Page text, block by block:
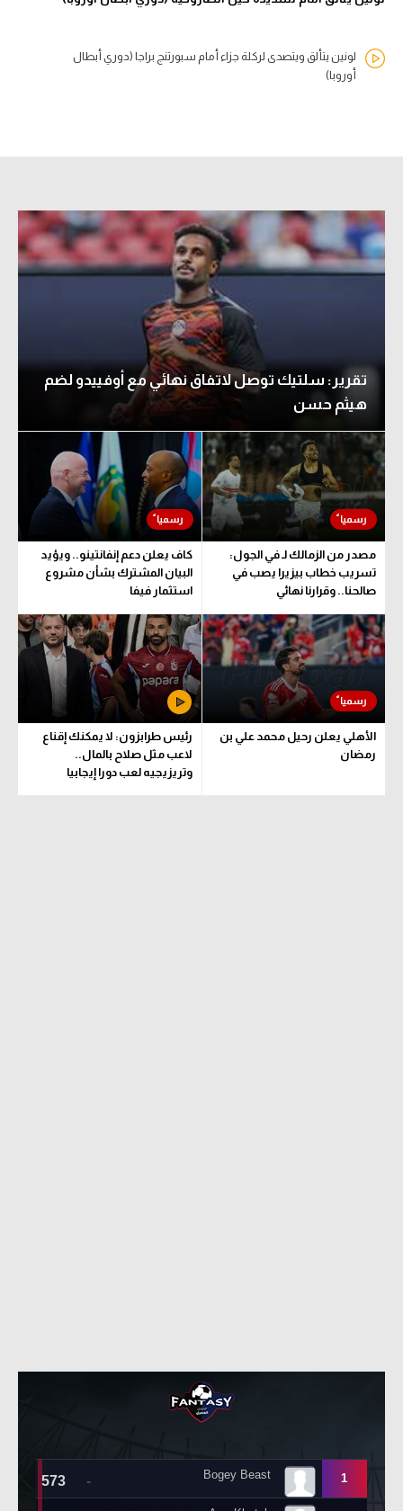
لونين يتألق ويتصدى لركلة جزاء أمام سبورتنج براجا (دوري أبطال
أوروبا)
تقرير: سلتيك توصل لاتفاق نهائي مع أوفييدو لضم
هيثم حسن
مصدر من الزمالك لـ في الجول:
تسريب خطاب بيزيرا يصب في
صالحنا.. وقرارنا نهائي
كاف يعلن دعم إنفانتينو.. ويؤيد
البيان المشترك بشأن مشروع
استثمار فيفا
الأهلي يعلن رحيل محمد علي بن
رمضان
رئيس طرابزون: لا يمكنك إقناع
لاعب مثل صلاح بالمال..
وتريزيجيه لعب دورا إيجابيا